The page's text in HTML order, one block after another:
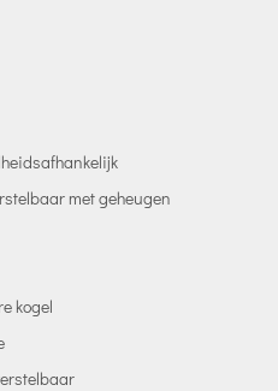
met geheugen
kogel